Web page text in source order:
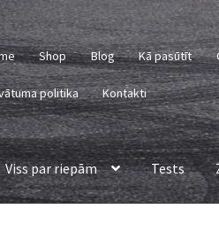
Shop Blog Kā pasūtīt
politika Kontakti
Viss par riepām Tests